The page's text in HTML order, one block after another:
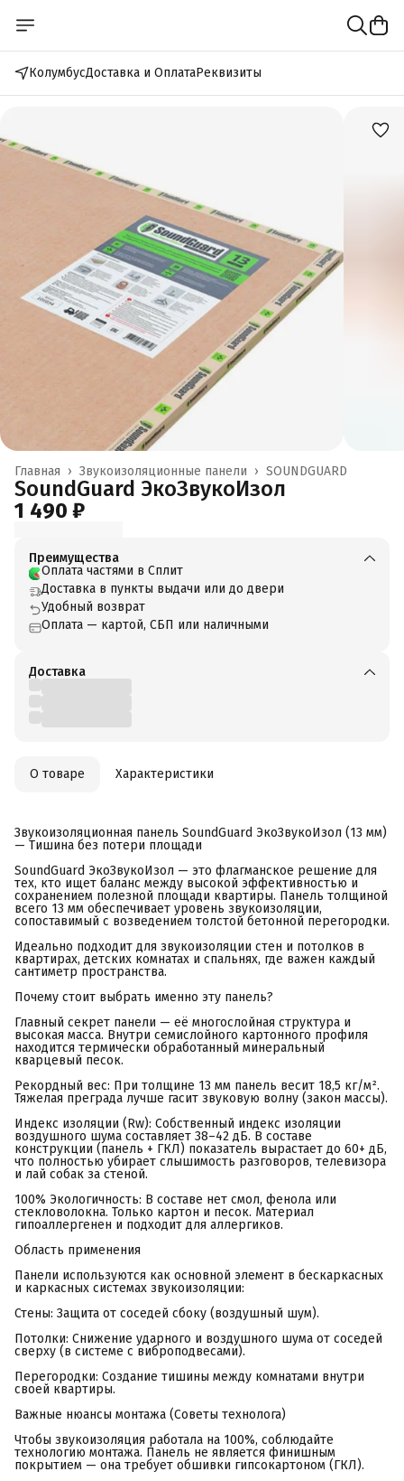
КолумбусДоставка и ОплатаРеквизиты
SOUNDGUARD
Звукоизоляционные панели ›
Главная ›
SoundGuard ЭкоЗвукоИзол
1 490 ₽
Преимущества
Оплата частями в Сплит
Доставка в пункты выдачи или до двери
Удобный возврат
Оплата — картой, СБП или наличными
Доставка
О товаре Характеристики
Звукоизоляционная панель SoundGuard ЭкоЗвукоИзол (13 мм)
— Тишина без потери площади
SoundGuard ЭкоЗвукоИзол — это флагманское решение для
тех, кто ищет баланс между высокой эффективностью и
сохранением полезной площади квартиры. Панель толщиной
всего 13 мм обеспечивает уровень звукоизоляции,
сопоставимый с возведением толстой бетонной перегородки.
Идеально подходит для звукоизоляции стен и потолков в
квартирах, детских комнатах и спальнях, где важен каждый
сантиметр пространства.
Почему стоит выбрать именно эту панель?
Главный секрет панели — её многослойная структура и
высокая масса. Внутри семислойного картонного профиля
находится термически обработанный минеральный
кварцевый песок.
Рекордный вес: При толщине 13 мм панель весит 18,5 кг/м².
Тяжелая преграда лучше гасит звуковую волну (закон массы).
Индекс изоляции (Rw): Собственный индекс изоляции
воздушного шума составляет 38–42 дБ. В составе
конструкции (панель + ГКЛ) показатель вырастает до 60+ дБ,
что полностью убирает слышимость разговоров, телевизора
и лай собак за стеной.
100% Экологичность: В составе нет смол, фенола или
стекловолокна. Только картон и песок. Материал
гипоаллергенен и подходит для аллергиков.
Область применения
Панели используются как основной элемент в бескаркасных
и каркасных системах звукоизоляции:
Стены: Защита от соседей сбоку (воздушный шум).
Потолки: Снижение ударного и воздушного шума от соседей
сверху (в системе с виброподвесами).
Перегородки: Создание тишины между комнатами внутри
своей квартиры.
Важные нюансы монтажа (Советы технолога)
Чтобы звукоизоляция работала на 100%, соблюдайте
технологию монтажа. Панель не является финишным
покрытием — она требует обшивки гипсокартоном (ГКЛ).